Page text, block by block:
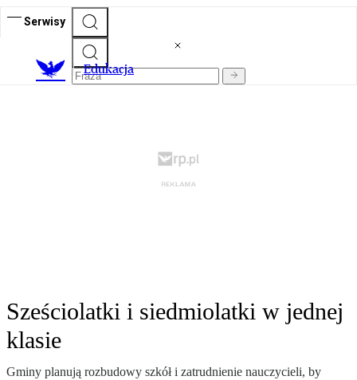
Serwisy
Edukacja
Sześciolatki i siedmiolatki w jednej
klasie
Gminy planują rozbudowy szkół i zatrudnienie nauczycieli, by